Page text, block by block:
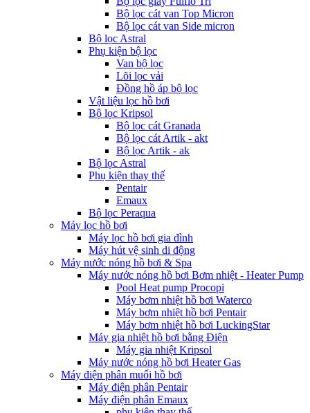
Bộ lọc cát van Top Micron
Bộ lọc cát van Side micron
Bộ lọc Astral
Phụ kiện bộ lọc
Van bộ lọc
Lõi lọc vải
Đồng hồ áp bộ lọc
Vật liệu lọc hồ bơi
Bộ lọc Kripsol
Bộ lọc cát Granada
Bộ lọc cát Artik - akt
Bộ lọc Artik - ak
Bộ lọc Astral
Phụ kiện thay thế
Pentair
Emaux
Bộ lọc Peraqua
Máy lọc hồ bơi
Máy lọc hồ bơi gia đình
Máy hút vệ sinh di động
Máy nước nóng hồ bơi & Spa
Máy nước nóng hồ bơi Bơm nhiệt - Heater Pump
Pool Heat pump Procopi
Máy bơm nhiệt hồ bơi Waterco
Máy bơm nhiệt hồ bơi Pentair
Máy bơm nhiệt hồ bơi LuckingStar
Máy gia nhiệt hồ bơi bằng Điện
Máy gia nhiệt Kripsol
Máy nước nóng hồ bơi Heater Gas
Máy điện phân muối hồ bơi
Máy điện phân Pentair
Máy điện phân Emaux